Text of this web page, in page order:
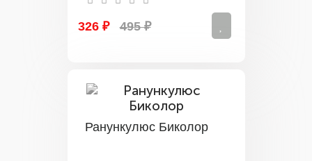
326 ₽ 495 ₽
Ранункулюс Биколор